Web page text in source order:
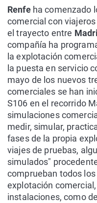
Renfeha comenzado
comercial con viajeros
el trayecto entre
compañía ha
la explotación
la puesta en servicio
mayo de los nuevos
comerciales se han
S106 en el recorrido
simulaciones
medir, simular,
fases de la propia
viajes de pruebas,
simulados"
comprueban todos
explotación
instalaciones, como